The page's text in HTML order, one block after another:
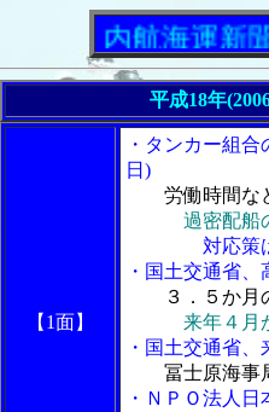
「内航海運新聞」
平成18年
【1面】
・タンカー組
日)
労働時間な
過密配船
対応策は適
・国土交通省
３．５か
来年４月
・国土交通省
冨士原海事
・ＮＰＯ法人